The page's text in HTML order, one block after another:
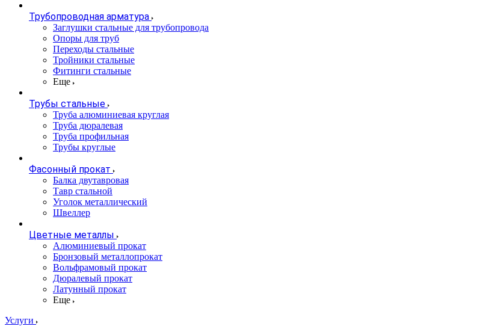
Трубопроводная арматура
Заглушки стальные для трубопровода
Опоры для труб
Переходы стальные
Тройники стальные
Фитинги стальные
Еще
Трубы стальные
Труба алюминиевая круглая
Труба дюралевая
Труба профильная
Трубы круглые
Фасонный прокат
Балка двутавровая
Тавр стальной
Уголок металлический
Швеллер
Цветные металлы
Алюминиевый прокат
Бронзовый металлопрокат
Вольфрамовый прокат
Дюралевый прокат
Латунный прокат
Еще
Услуги